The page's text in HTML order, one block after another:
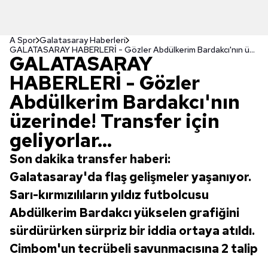
A Spor Galatasaray Haberleri
GALATASARAY HABERLERİ - Gözler Abdülkerim Bardakcı'nın üzerinde! Transfer için geliyorlar...
GALATASARAY
HABERLERİ - Gözler
Abdülkerim Bardakcı'nın
üzerinde! Transfer için
geliyorlar...
Son dakika transfer haberi:
Galatasaray'da flaş gelişmeler yaşanıyor.
Sarı-kırmızılıların yıldız futbolcusu
Abdülkerim Bardakcı yükselen grafiğini
sürdürürken sürpriz bir iddia ortaya atıldı.
Cimbom'un tecrübeli savunmacısına 2 talip